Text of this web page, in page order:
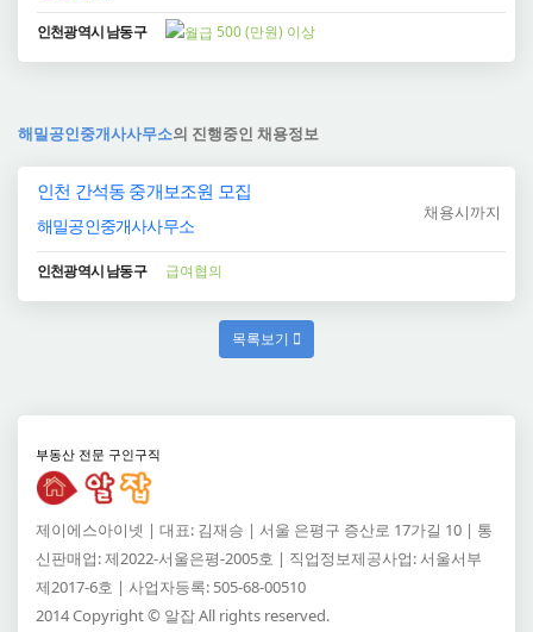
인천광역시 남동구 500 (만원) 이상
해밀공인중개사사무소의 진행중인 채용정보
인천 간석동 중개보조원 모집
해밀공인중개사사무소
채용시까지
인천광역시 남동구 급여협의
목록보기
부동산 전문 구인구직
제이에스아이넷 | 대표: 김재승 | 서울 은평구 증산로 17가길 10 | 통
신판매업: 제2022-서울은평-2005호 | 직업정보제공사업: 서울서부
제2017-6호 | 사업자등록: 505-68-00510
2014 Copyright © 알잡 All rights reserved.